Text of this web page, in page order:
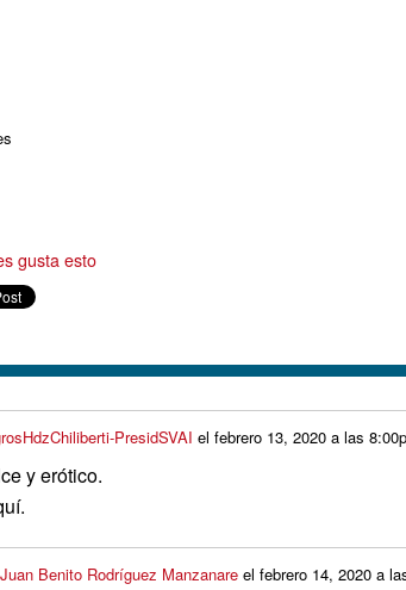
gusta esto
PresidSVAI el febrero 13, 2020 a las
y erótico.
Juan Benito Rodríguez Manzanare el febrero 14, 2020 a